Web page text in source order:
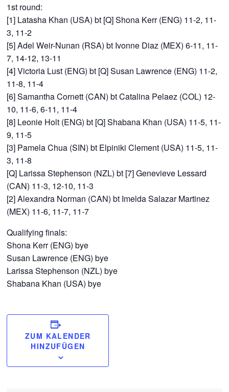
1st round:
[1] Latasha Khan (USA) bt [Q] Shona Kerr (ENG) 11-2, 11-
3, 11-2
[5] Adel Weir-Nunan (RSA) bt Ivonne Diaz (MEX) 6-11, 11-
7, 14-12, 13-11
[4] Victoria Lust (ENG) bt [Q] Susan Lawrence (ENG) 11-2,
11-8, 11-4
[6] Samantha Cornett (CAN) bt Catalina Pelaez (COL) 12-
10, 11-6, 6-11, 11-4
[8] Leonie Holt (ENG) bt [Q] Shabana Khan (USA) 11-5, 11-
9, 11-5
[3] Pamela Chua (SIN) bt Elpiniki Clement (USA) 11-5, 11-
3, 11-8
[Q] Larissa Stephenson (NZL) bt [7] Genevieve Lessard
(CAN) 11-3, 12-10, 11-3
[2] Alexandra Norman (CAN) bt Imelda Salazar Martinez
(MEX) 11-6, 11-7, 11-7
Qualifying finals:
Shona Kerr (ENG) bye
Susan Lawrence (ENG) bye
Larissa Stephenson (NZL) bye
Shabana Khan (USA) bye
ZUM KALENDER
HINZUFÜGEN